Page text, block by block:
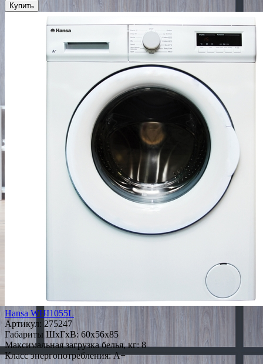
Купить
Hansa WHI1055L
Артикул: 275247
Габариты ШxГxВ: 60x56x85
Максимальная загрузка белья, кг: 8
Класс энергопотребления: A+